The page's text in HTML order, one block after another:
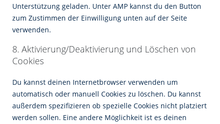
Unterstützung geladen. Unter AMP kannst du den Button
zum Zustimmen der Einwilligung unten auf der Seite
verwenden.
8. Aktivierung/Deaktivierung und Löschen von
Cookies
Du kannst deinen Internetbrowser verwenden um
automatisch oder manuell Cookies zu löschen. Du kannst
außerdem spezifizieren ob spezielle Cookies nicht platziert
werden sollen. Eine andere Möglichkeit ist es deinen